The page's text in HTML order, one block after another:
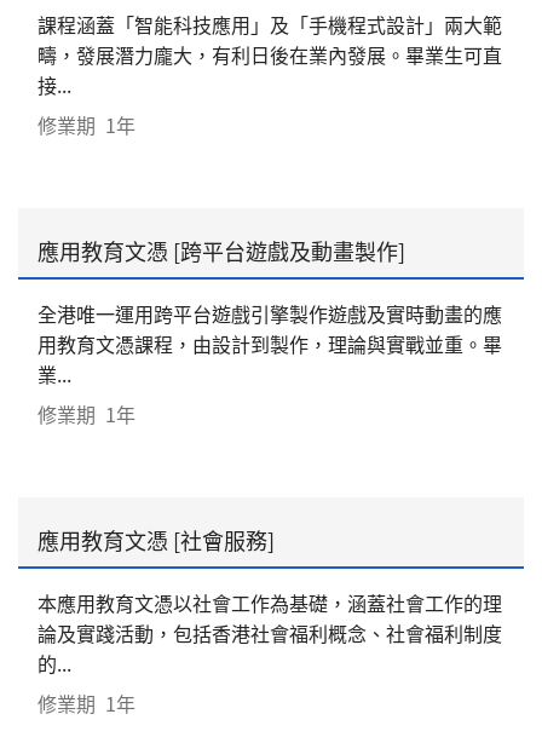
課程涵蓋「智能科技應用」及「手機程式設計」兩大範
疇，發展潛力龐大，有利日後在業內發展。畢業生可直
接...
修業期 1年
應用教育文憑 [跨平台遊戲及動畫製作]
全港唯一運用跨平台遊戲引擎製作遊戲及實時動畫的應
用教育文憑課程，由設計到製作，理論與實戰並重。畢
業...
修業期 1年
應用教育文憑 [社會服務]
本應用教育文憑以社會工作為基礎，涵蓋社會工作的理
論及實踐活動，包括香港社會福利概念、社會福利制度
的...
修業期 1年